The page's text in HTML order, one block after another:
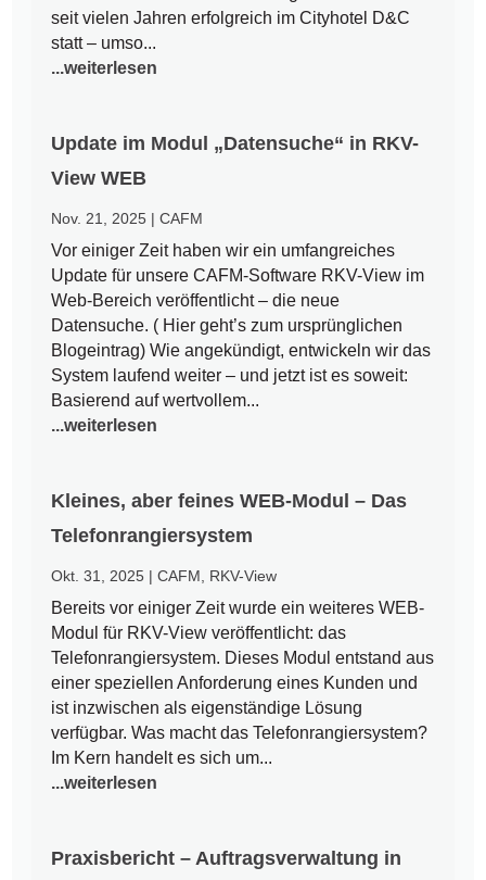
seit vielen Jahren erfolgreich im Cityhotel D&C
statt – umso...
...weiterlesen
Update im Modul „Datensuche“ in RKV-
View WEB
Nov. 21, 2025 |CAFM
Vor einiger Zeit haben wir ein umfangreiches
Update für unsere CAFM-Software RKV-View im
Web-Bereich veröffentlicht – die neue
Datensuche. ( Hier geht’s zum ursprünglichen
Blogeintrag) Wie angekündigt, entwickeln wir das
System laufend weiter – und jetzt ist es soweit:
Basierend auf wertvollem...
...weiterlesen
Kleines, aber feines WEB-Modul – Das
Telefonrangiersystem
Okt. 31, 2025 |CAFM RKV-View
Bereits vor einiger Zeit wurde ein weiteres WEB-
Modul für RKV-View veröffentlicht: das
Telefonrangiersystem. Dieses Modul entstand aus
einer speziellen Anforderung eines Kunden und
ist inzwischen als eigenständige Lösung
verfügbar. Was macht das Telefonrangiersystem?
Im Kern handelt es sich um...
...weiterlesen
Praxisbericht – Auftragsverwaltung in